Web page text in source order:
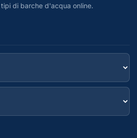
di barche d'acqua online.